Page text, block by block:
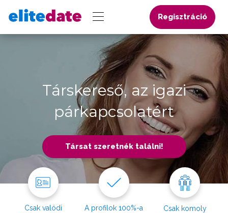
Regisztráció
Társkereső, az igazi
párkapcsolatért
Társat szeretnék találni!
Csak valódi
A profilok 100%-a
Csak komoly